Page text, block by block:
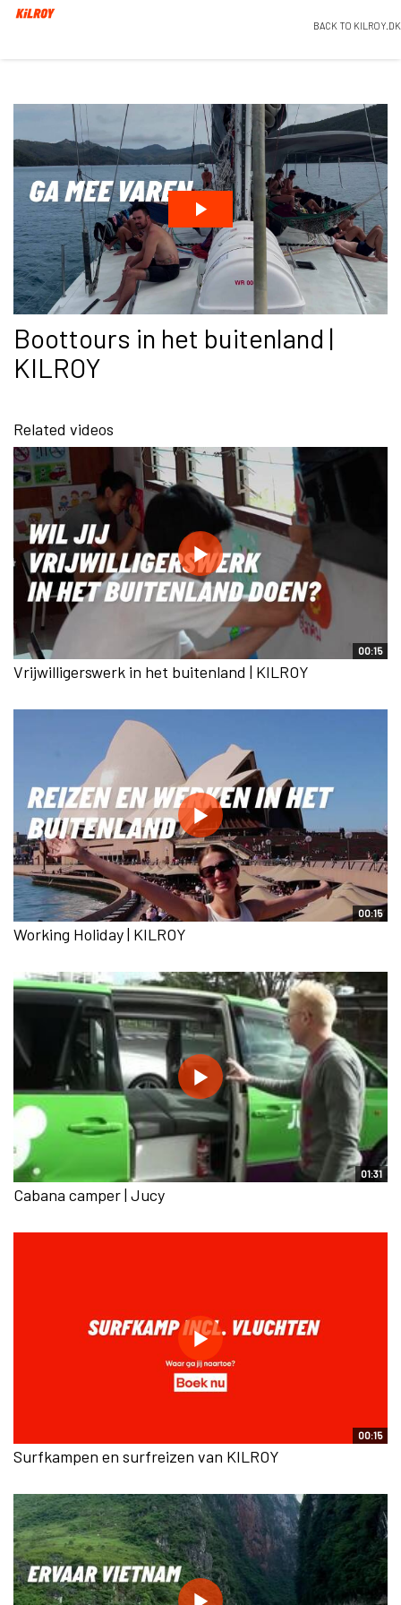
BACK TO KILROY.DK
Boottours in het buitenland |
KILROY
Related videos
00:15
Vrijwilligerswerk in het buitenland | KILROY
00:15
Working Holiday | KILROY
01:31
Cabana camper | Jucy
00:15
Surfkampen en surfreizen van KILROY